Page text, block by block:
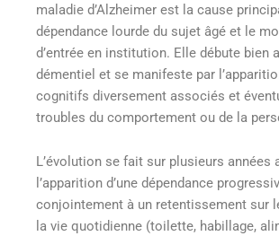
maladie d’Alzheimer est la cause
dépendance lourde du sujet âgé et le
d’entrée en institution. Elle débute bien
démentiel et se manifeste par
cognitifs diversement associés et
troubles du comportement ou de la
L’évolution se fait sur plusieurs années
l’apparition d’une dépendance
conjointement à un retentissement sur
la vie quotidienne (toilette, habillage,